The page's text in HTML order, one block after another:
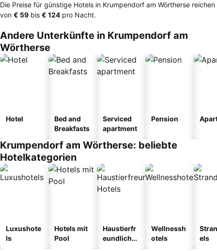
Die Preise für günstige Hotels in Krumpendorf am Wörtherse reichen
von ‎€ 59 bis ‎€ 124 pro Nacht.
Andere Unterkünfte in Krumpendorf am
Wörtherse
Hotel
Bed and
Breakfasts
Serviced
apartment
Pension
Krumpendorf am Wörtherse: beliebte
Hotelkategorien
Luxushote
ls
Hotels mit
Pool
Haustierfr
eundliche
Wellnessh
otels
els